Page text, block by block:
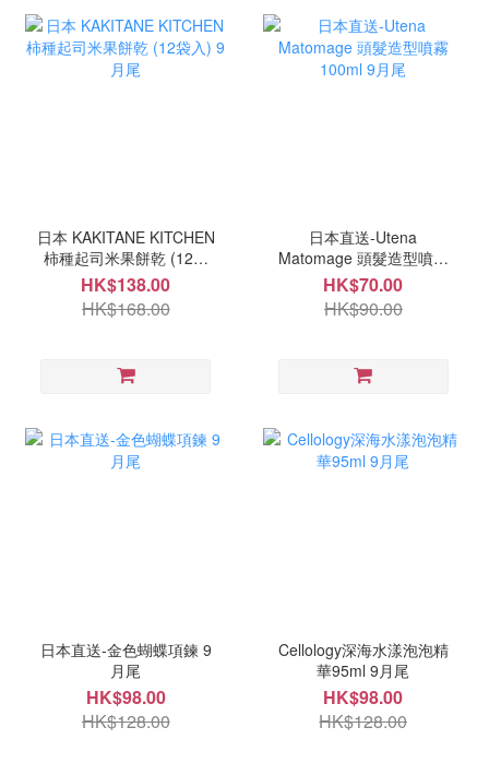
日本 KAKITANE KITCHEN
柿種起司米果餅乾 (12袋
入) 9月尾
HK$138.00
HK$168.00
日本直送-Utena
Matomage 頭髮造型噴霧
100ml 9月尾
HK$70.00
HK$90.00
日本直送-金色蝴蝶項鍊 9
月尾
HK$98.00
HK$128.00
Cellology深海水漾泡泡精
華95ml 9月尾
HK$98.00
HK$128.00